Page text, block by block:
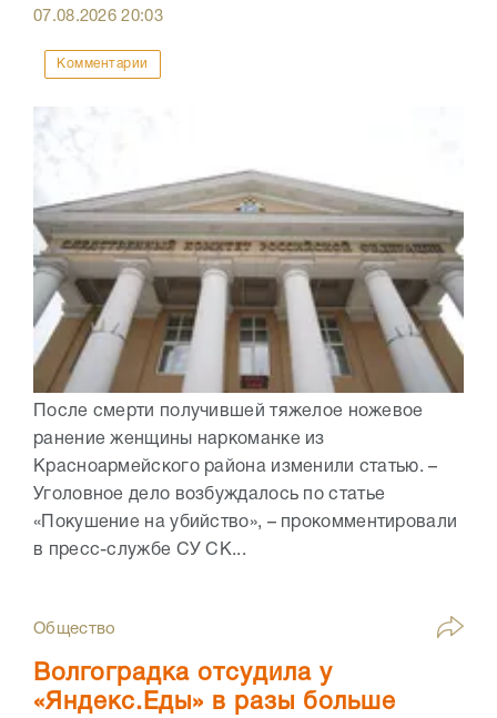
07.08.202620:03
Комментарии
После смерти получившей тяжелое ножевое
ранение женщины наркоманке из
Красноармейского района изменили статью. –
Уголовное дело возбуждалось по статье
«Покушение на убийство», – прокомментировали
в пресс-службе СУ СК...
Общество
Волгоградка отсудила у
«Яндекс.Еды» в разы больше